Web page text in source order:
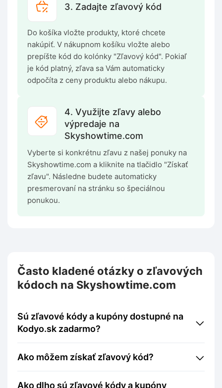
3. Zadajte zľavový kód
Do košíka vložte produkty, ktoré chcete
nakúpiť. V nákupnom košíku vložte alebo
prepíšte kód do kolónky "Zľavový kód". Pokiaľ
je kód platný, zľava sa Vám automaticky
odpočíta z ceny produktu alebo nákupu.
4. Využijte zľavy alebo
výpredaje na
Skyshowtime.com
Vyberte si konkrétnu zľavu z našej ponuky na
Skyshowtime.com a kliknite na tlačidlo "Získať
zľavu". Následne budete automaticky
presmerovaní na stránku so špeciálnou
ponukou.
Často kladené otázky o zľavových
kódoch na Skyshowtime.com
Sú zľavové kódy a kupóny dostupné na
Kodyo.sk zadarmo?
Ako môžem získať zľavový kód?
Ako dlho sú zľavové kódy a kupóny